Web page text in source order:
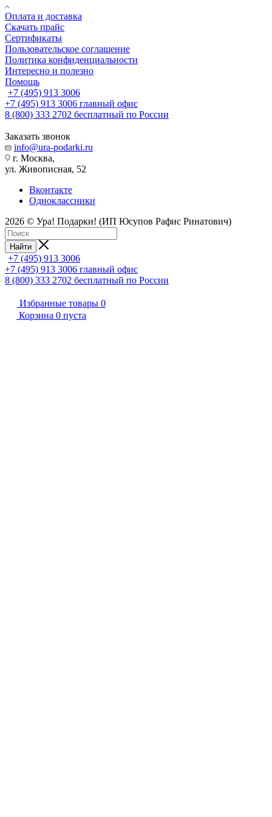
Оплата и доставка
Скачать прайс
Сертификаты
Пользовательское соглашение
Политика конфиденциальности
Интересно и полезно
Помощь
+7 (495) 913 3006
+7 (495) 913 3006 главный офис
8 (800) 333 2702 бесплатный по России
Заказать звонок
info@ura-podarki.ru
г. Москва,
ул. Живописная, 52
Вконтакте
Одноклассники
2026 © Ура! Подарки! (ИП Юсупов Рафис Ринатович)
Найти
+7 (495) 913 3006
+7 (495) 913 3006 главный офис
8 (800) 333 2702 бесплатный по России
Избранные товары 0
Корзина 0 пуста